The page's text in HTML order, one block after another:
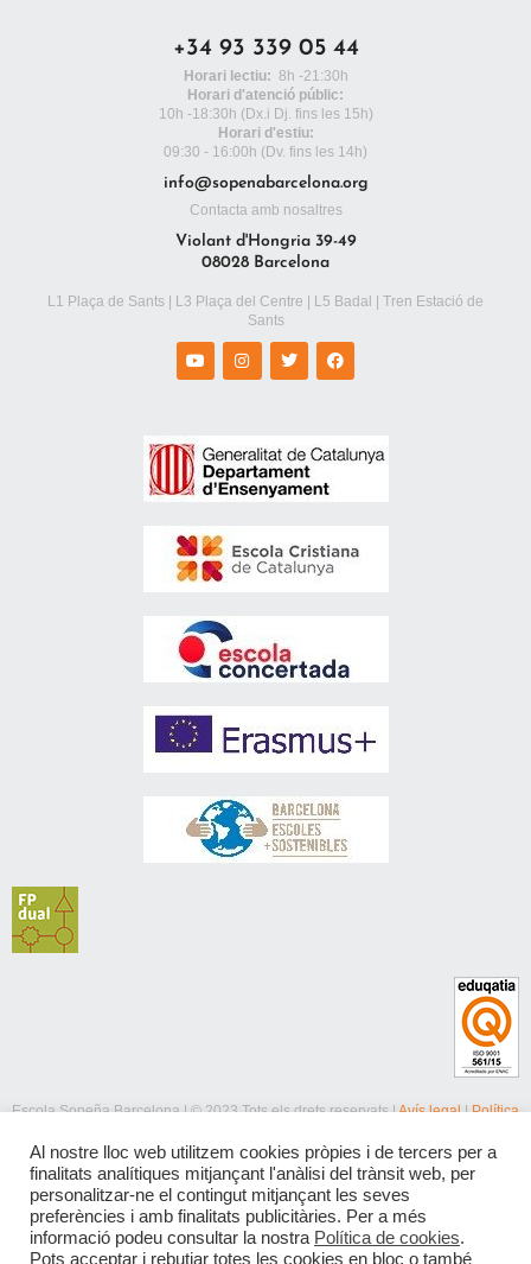
+34 93 339 05 44
Horari lectiu: 8h -21:30h
Horari d'atenció públic:
10h -18:30h (Dx.i Dj. fins les 15h)
Horari d'estiu:
09:30 - 16:00h (Dv. fins les 14h)
info@sopenabarcelona.org
Contacta amb nosaltres
Violant d'Hongria 39-49
08028 Barcelona
L1 Plaça de Sants | L3 Plaça del Centre | L5 Badal | Tren Estació de
Sants
Escola Sopeña Barcelona | © 2023 Tots els drets reservats |Avís legal|Política
Al nostre lloc web utilitzem cookies pròpies i de tercers per a
finalitats analítiques mitjançant l'anàlisi del trànsit web, per
personalitzar-ne el contingut mitjançant les seves
preferències i amb finalitats publicitàries. Per a més
informació podeu consultar la nostra Política de cookies.
Pots acceptar i rebutjar totes les cookies en bloc o també